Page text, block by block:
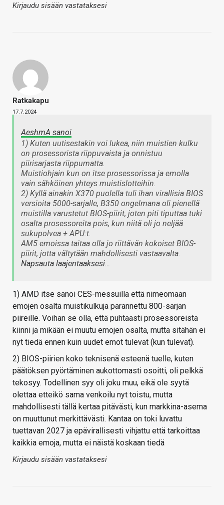
Kirjaudu sisään vastataksesi
Ratkakapu
17.7.2024
AeshmA sanoi
1) Kuten uutisestakin voi lukea, niin muistien kulku
on prosessorista riippuvaista ja onnistuu
piirisarjasta riippumatta.
Muistiohjain kun on itse prosessorissa ja emolla
vain sähköinen yhteys muistislotteihin.
2) Kyllä ainakin X370 puolella tuli ihan virallisia BIOS
versioita 5000-sarjalle, B350 ongelmana oli pienellä
muistilla varustetut BIOS-piirit, joten piti tiputtaa tuki
osalta prosessoreita pois, kun niitä oli jo neljää
sukupolvea + APU:t.
AM5 emoissa taitaa olla jo riittävän kokoiset BIOS-
piirit, jotta vältytään mahdollisesti vastaavalta.
Napsauta laajentaaksesi…
1) AMD itse sanoi CES-messuilla että nimeomaan
emojen osalta muistikulkuja parannettu 800-sarjan
piireille. Voihan se olla, että puhtaasti prosessoreista
kiinni ja mikään ei muutu emojen osalta, mutta sitähän ei
nyt tiedä ennen kuin uudet emot tulevat (kun tulevat).
2) BIOS-piirien koko teknisenä esteenä tuelle, kuten
päätöksen pyörtäminen aukottomasti osoitti, oli pelkkä
tekosyy. Todellinen syy oli joku muu, eikä ole syytä
olettaa etteikö sama venkoilu nyt toistu, mutta
mahdollisesti tällä kertaa pitävästi, kun markkina-asema
on muuttunut merkittävästi. Kantaa on toki luvattu
tuettavan 2027 ja epävirallisesti vihjattu että tarkoittaa
kaikkia emoja, mutta ei näistä koskaan tiedä
Kirjaudu sisään vastataksesi